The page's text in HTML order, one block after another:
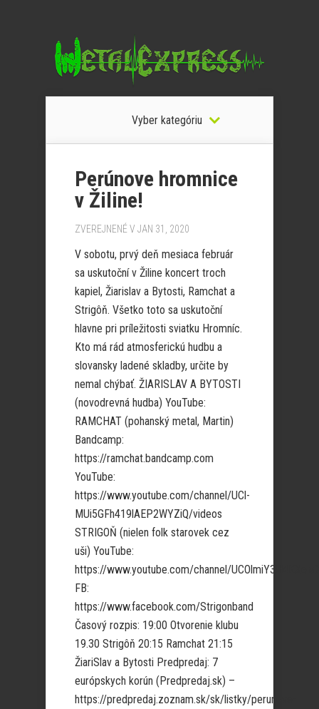
Vyber kategóriu
Perúnove hromnice
v Žiline!
ZVEREJNENÉ V JAN 31, 2020
V sobotu, prvý deň mesiaca február
sa uskutoční v Žiline koncert troch
kapiel, Žiarislav a Bytosti, Ramchat a
Strigôň. Všetko toto sa uskutoční
hlavne pri príležitosti sviatku Hromníc.
Kto má rád atmosferickú hudbu a
slovansky ladené skladby, určite by
nemal chýbať. ŽIARISLAV A BYTOSTI
(novodrevná hudba) YouTube:
RAMCHAT (pohanský metal, Martin)
Bandcamp:
https://ramchat.bandcamp.com
YouTube:
https://www.youtube.com/channel/UCl-
MUi5GFh419lAEP2WYZiQ/videos
STRIGOŇ (nielen folk starovek cez
uši) YouTube:
https://www.youtube.com/channel/
FB:
https://www.facebook.com/Strigonband
Časový rozpis: 19:00 Otvorenie klubu
19.30 Strigôň 20:15 Ramchat 21:15
ŽiariSlav a Bytosti Predpredaj: 7
európskych korún (Predpredaj.sk) –
https://predpredaj.zoznam.sk/sk/listky/perunove-